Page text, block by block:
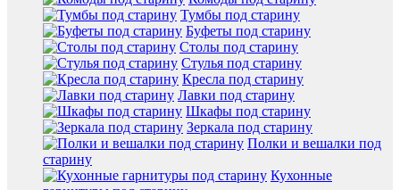
Тумбы под старину
Буфеты под старину
Столы под старину
Стулья под старину
Кресла под старину
Лавки под старину
Шкафы под старину
Зеркала под старину
Полки и вешалки под
старину
Кухонные